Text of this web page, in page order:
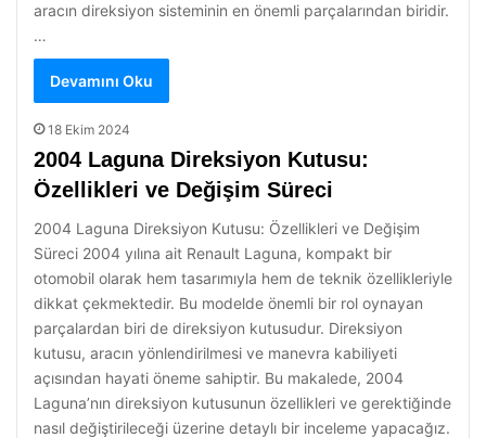
aracın direksiyon sisteminin en önemli parçalarından biridir.
…
Devamını Oku
18 Ekim 2024
2004 Laguna Direksiyon Kutusu:
Özellikleri ve Değişim Süreci
2004 Laguna Direksiyon Kutusu: Özellikleri ve Değişim
Süreci 2004 yılına ait Renault Laguna, kompakt bir
otomobil olarak hem tasarımıyla hem de teknik özellikleriyle
dikkat çekmektedir. Bu modelde önemli bir rol oynayan
parçalardan biri de direksiyon kutusudur. Direksiyon
kutusu, aracın yönlendirilmesi ve manevra kabiliyeti
açısından hayati öneme sahiptir. Bu makalede, 2004
Laguna’nın direksiyon kutusunun özellikleri ve gerektiğinde
nasıl değiştirileceği üzerine detaylı bir inceleme yapacağız.